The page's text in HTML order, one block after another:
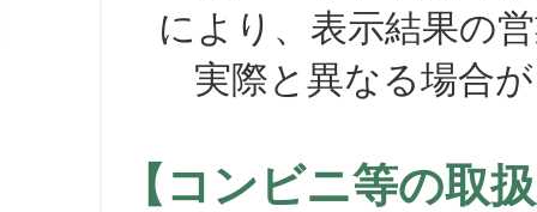
により、表示結果の
実際と異なる場合が
【コンビニ等の取